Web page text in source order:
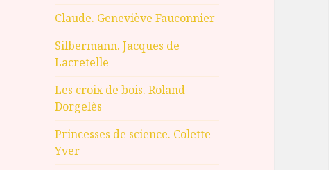
Claude. Geneviève Fauconnier
Silbermann. Jacques de
Lacretelle
Les croix de bois. Roland
Dorgelès
Princesses de science. Colette
Yver